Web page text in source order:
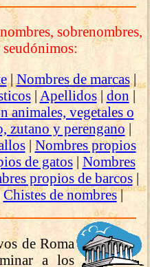
sobrenombres,
|Nombres de marcas|
| Apellidos| don |
animales, vegetales o
zutano y perengano |
| Nombres propios
de gatos| Nombres
propios de barcos|
Chistes de nombres|
de Roma
a los